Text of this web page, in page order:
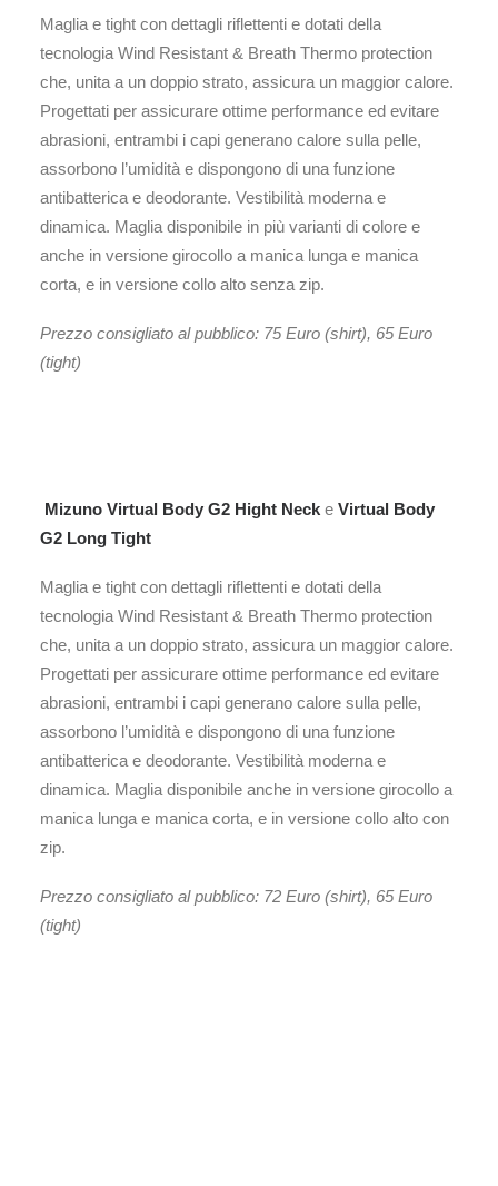
Maglia e tight con dettagli riflettenti e dotati della
tecnologia Wind Resistant & Breath Thermo protection
che, unita a un doppio strato, assicura un maggior calore.
Progettati per assicurare ottime performance ed evitare
abrasioni, entrambi i capi generano calore sulla pelle,
assorbono l’umidità e dispongono di una funzione
antibatterica e deodorante. Vestibilità moderna e
dinamica. Maglia disponibile in più varianti di colore e
anche in versione girocollo a manica lunga e manica
corta, e in versione collo alto senza zip.
Prezzo consigliato al pubblico: 75 Euro (shirt), 65 Euro
(tight)
Mizuno Virtual Body G2 Hight Neck e Virtual Body
G2 Long Tight
Maglia e tight con dettagli riflettenti e dotati della
tecnologia Wind Resistant & Breath Thermo protection
che, unita a un doppio strato, assicura un maggior calore.
Progettati per assicurare ottime performance ed evitare
abrasioni, entrambi i capi generano calore sulla pelle,
assorbono l’umidità e dispongono di una funzione
antibatterica e deodorante. Vestibilità moderna e
dinamica. Maglia disponibile anche in versione girocollo a
manica lunga e manica corta, e in versione collo alto con
zip.
Prezzo consigliato al pubblico: 72 Euro (shirt), 65 Euro
(tight)